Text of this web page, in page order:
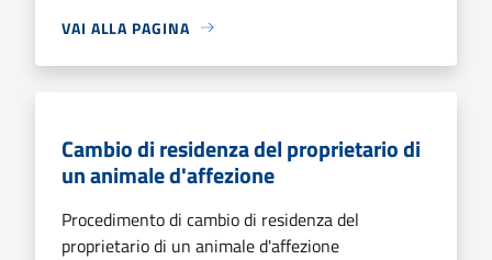
VAI ALLA PAGINA
Cambio di residenza del proprietario di
un animale d'affezione
Procedimento di cambio di residenza del
proprietario di un animale d'affezione